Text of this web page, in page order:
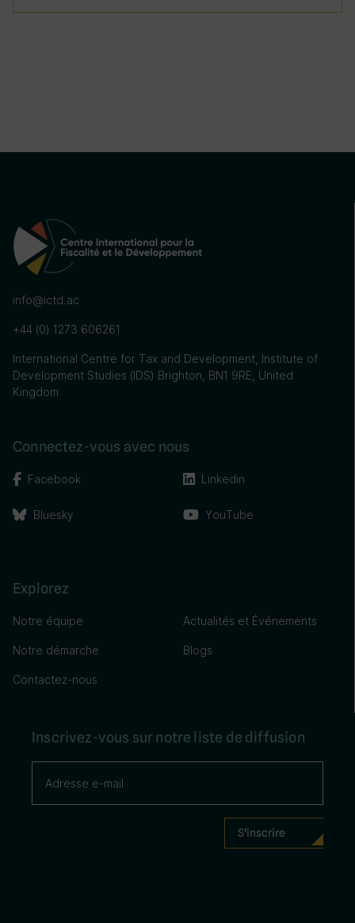
info@ictd.ac
+44 (0) 1273 606261
International Centre for Tax and Development, Institute of
Development Studies (IDS) Brighton, BN1 9RE, United
Kingdom
Connectez-vous avec nous
Facebook
Bluesky
Linkedin
YouTube
Explorez
Notre équipe
Notre démarche
Contactez-nous
Actualités et Événements
Blogs
Inscrivez-vous sur notre liste de diffusion